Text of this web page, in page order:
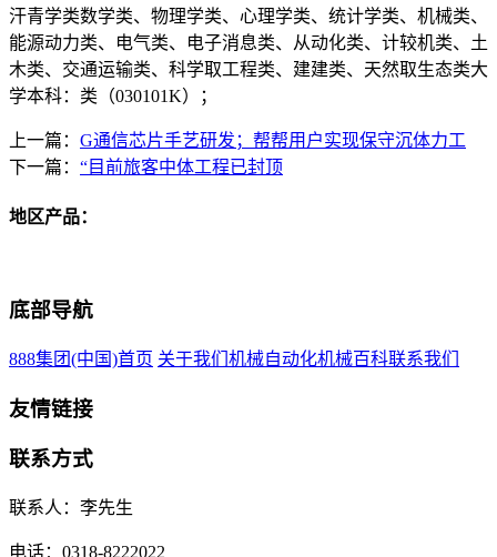
汗青学类数学类、物理学类、心理学类、统计学类、机械类、
能源动力类、电气类、电子消息类、从动化类、计较机类、土
木类、交通运输类、科学取工程类、建建类、天然取生态类大
学本科：类（030101K）；
上一篇： G通信芯片手艺研发；帮帮用户实现保守沉体力工
下一篇： “目前旅客中体工程已封顶
地区产品：
底部导航
888集团(中国)首页 关于我们 机械自动化机械百科联系我们
友情链接
联系方式
联系人：李先生
电话：0318-8222022